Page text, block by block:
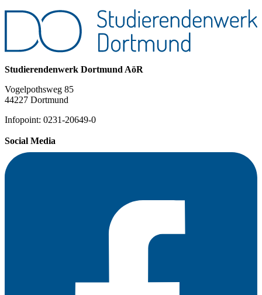
Studierendenwerk Dortmund AöR
Vogelpothsweg 85
44227 Dortmund
Infopoint: 0231-20649-0
Social Media